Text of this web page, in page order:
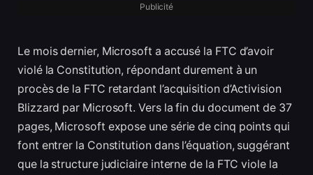
Publicité
Le mois dernier, Microsoft a accusé la FTC d’avoir
violé la Constitution, répondant durement à un
procès de la FTC retardant l’acquisition d’Activision
Blizzard par Microsoft. Vers la fin du document de 37
pages, Microsoft expose une série de cinq points qui
font entrer la Constitution dans l’équation, suggérant
que la structure judiciaire interne de la FTC viole la